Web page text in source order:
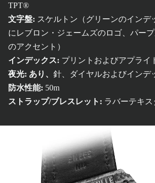
TPT®
文字盤: スケルトン（グリーンのインデ
にレブロン・ジェームズのロゴ、パー
のアクセント）
インデックス: プリントおよびアプライ
夜光: あり、 針、ダイヤルおよびインデ
防水性能: 50m
ストラップ/ブレスレット: ラバーテキ